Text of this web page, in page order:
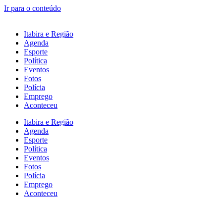
Ir para o conteúdo
Itabira e Região
Agenda
Esporte
Política
Eventos
Fotos
Polícia
Emprego
Aconteceu
Itabira e Região
Agenda
Esporte
Política
Eventos
Fotos
Polícia
Emprego
Aconteceu